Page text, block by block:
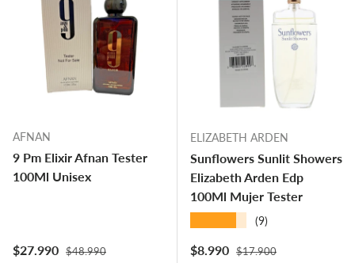
AFNAN
9 Pm Elixir Afnan Tester
100Ml Unisex
Precio de venta
$27.990 Precio normal
$48.990
ELIZABETH ARDEN
Sunflowers Sunlit Showers
Elizabeth Arden Edp
100Ml Mujer Tester
(9)
Precio de venta
$8.990 Precio normal
$17.900